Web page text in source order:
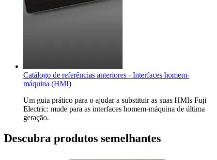
Catálogo de referências anteriores - Interfaces homem-
máquina (HMI)
Um guia prático para o ajudar a substituir as suas HMIs Fuji
Electric: mude para as interfaces homem-máquina de última
geração.
Descubra produtos semelhantes